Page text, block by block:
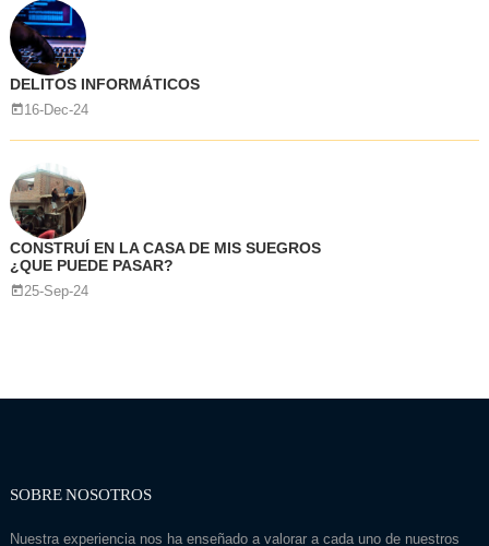
DELITOS INFORMÁTICOS
16-Dec-24
CONSTRUÍ EN LA CASA DE MIS SUEGROS
¿QUE PUEDE PASAR?
25-Sep-24
SOBRE NOSOTROS
Nuestra experiencia nos ha enseñado a valorar a cada uno de nuestros